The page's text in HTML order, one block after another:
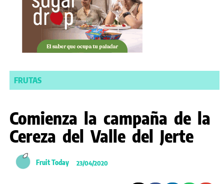
FRUTAS
Comienza la campaña de la
Cereza del Valle del Jerte
Fruit Today 23/04/2020